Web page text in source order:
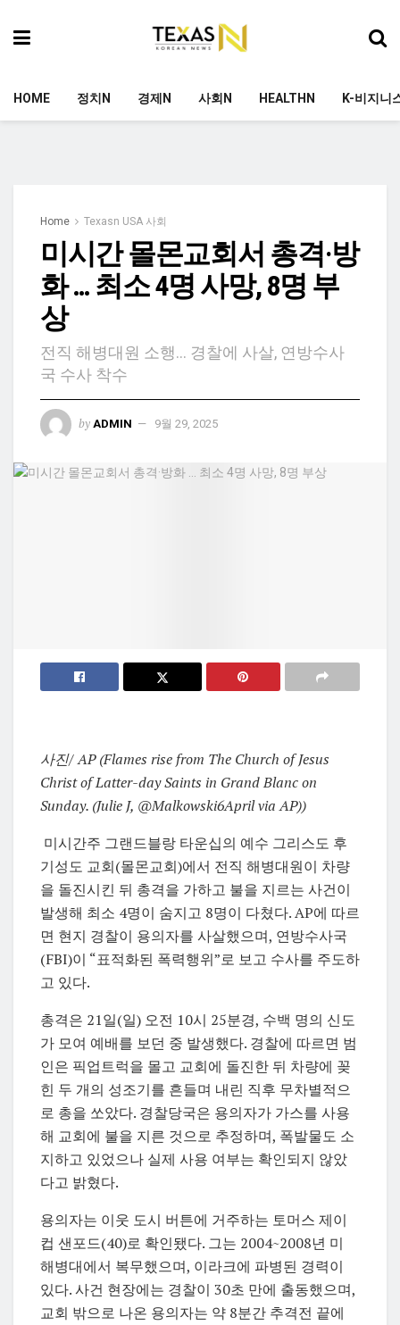
HOME 정치N 경제N 사회N HEALTHN K-비지니
Home Texasn USA 사회
미시간 몰몬교회서 총격·방
화 … 최소 4명 사망, 8명 부
상
전직 해병대원 소행… 경찰에 사살, 연방수사
국 수사 착수
by ADMIN 9월 29, 2025
사진/ AP (Flames rise from The Church of Jesus
Christ of Latter-day Saints in Grand Blanc on
Sunday. (Julie J, @Malkowski6April via AP))
미시간주 그랜드블랑 타운십의 예수 그리스도 후
기성도 교회(몰몬교회)에서 전직 해병대원이 차량
을 돌진시킨 뒤 총격을 가하고 불을 지르는 사건이
발생해 최소 4명이 숨지고 8명이 다쳤다. AP에 따르
면 현지 경찰이 용의자를 사살했으며, 연방수사국
(FBI)이 “표적화된 폭력행위”로 보고 수사를 주도하
고 있다.
총격은 21일(일) 오전 10시 25분경, 수백 명의 신도
가 모여 예배를 보던 중 발생했다. 경찰에 따르면 범
인은 픽업트럭을 몰고 교회에 돌진한 뒤 차량에 꽂
힌 두 개의 성조기를 흔들며 내린 직후 무차별적으
로 총을 쏘았다. 경찰당국은 용의자가 가스를 사용
해 교회에 불을 지른 것으로 추정하며, 폭발물도 소
지하고 있었으나 실제 사용 여부는 확인되지 않았
다고 밝혔다.
용의자는 이웃 도시 버튼에 거주하는 토머스 제이
컵 샌포드(40)로 확인됐다. 그는 2004~2008년 미
해병대에서 복무했으며, 이라크에 파병된 경력이
있다. 사건 현장에는 경찰이 30초 만에 출동했으며,
교회 밖으로 나온 용의자는 약 8분간 추격전 끝에